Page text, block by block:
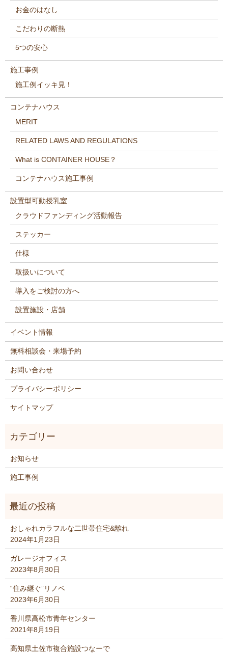
お金のはなし
こだわりの断熱
5つの安心
施工事例
施工例イッキ見！
コンテナハウス
MERIT
RELATED LAWS AND REGULATIONS
What is CONTAINER HOUSE？
コンテナハウス施工事例
設置型可動授乳室
クラウドファンディング活動報告
ステッカー
仕様
取扱いについて
導入をご検討の方へ
設置施設・店舗
イベント情報
無料相談会・来場予約
お問い合わせ
プライバシーポリシー
サイトマップ
お知らせ
施工事例
おしゃれカラフルな二世帯住宅&離れ
2024年1月23日
ガレージオフィス
2023年8月30日
“住み継ぐ”リノベ
2023年6月30日
香川県高松市青年センター
2021年8月19日
高知県土佐市複合施設つなーで